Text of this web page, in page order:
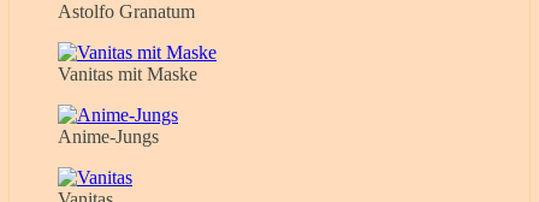
Astolfo Granatum
Vanitas mit Maske
Anime-Jungs